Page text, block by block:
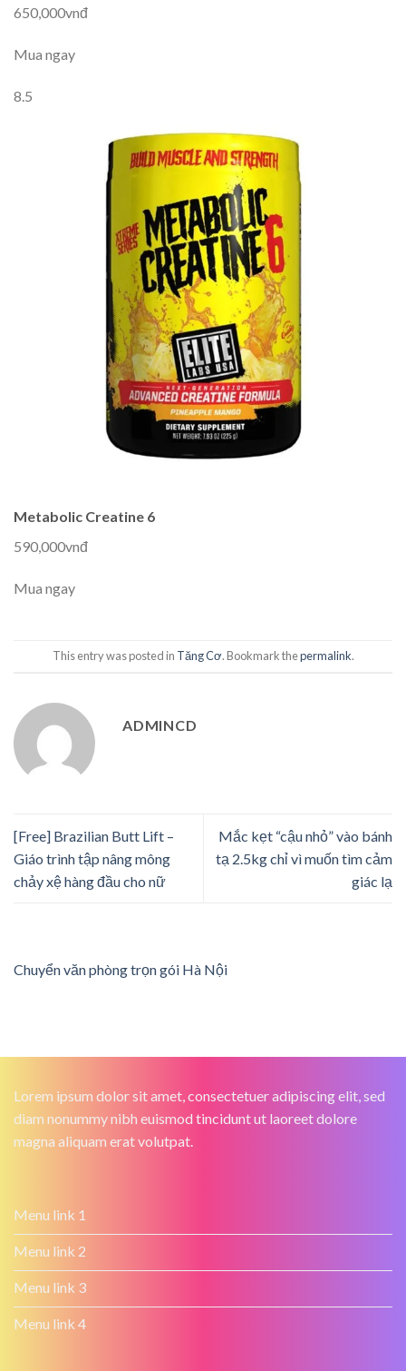
650,000vnđ
Mua ngay
8.5
Metabolic Creatine 6
590,000vnđ
Mua ngay
This entry was posted in Tăng Cơ. Bookmark thepermalink.
ADMINCD
[Free] Brazilian Butt Lift –
Giáo trình tập nâng mông
chảy xệ hàng đầu cho nữ
Mắc kẹt “cậu nhỏ” vào bánh
tạ 2.5kg chỉ vì muốn tìm cảm
giác lạ
Chuyển văn phòng trọn gói Hà Nội
Lorem ipsum dolor sit amet, consectetuer adipiscing elit, sed
diam nonummy nibh euismod tincidunt ut laoreet dolore
magna aliquam erat volutpat.
Menu link 1
Menu link 2
Menu link 3
Menu link 4